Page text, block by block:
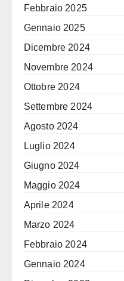
Febbraio 2025
Gennaio 2025
Dicembre 2024
Novembre 2024
Ottobre 2024
Settembre 2024
Agosto 2024
Luglio 2024
Giugno 2024
Maggio 2024
Aprile 2024
Marzo 2024
Febbraio 2024
Gennaio 2024